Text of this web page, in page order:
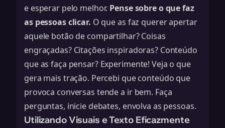
e esperar pelo melhor. Pense sobre o que faz
as pessoas clicar. O que as faz querer apertar
aquele botão de compartilhar? Coisas
engraçadas? Citações inspiradoras? Conteúdo
que as faça pensar? Experimente! Veja o que
gera mais tração. Percebi que conteúdo que
provoca conversas tende a ir bem. Faça
perguntas, inicie debates, envolva as pessoas.
Utilizando Visuais e Texto Eficazmente